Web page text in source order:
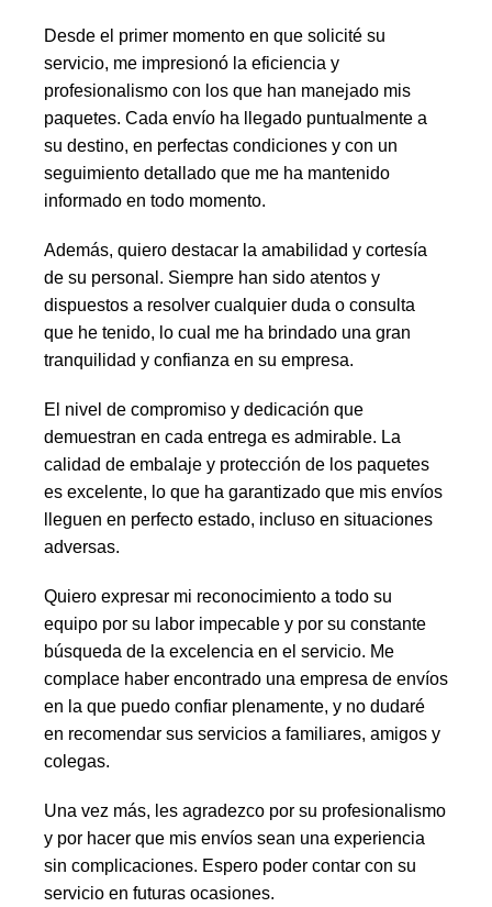
Desde el primer momento en que solicité su
servicio, me impresionó la eficiencia y
profesionalismo con los que han manejado mis
paquetes. Cada envío ha llegado puntualmente a
su destino, en perfectas condiciones y con un
seguimiento detallado que me ha mantenido
informado en todo momento.
Además, quiero destacar la amabilidad y cortesía
de su personal. Siempre han sido atentos y
dispuestos a resolver cualquier duda o consulta
que he tenido, lo cual me ha brindado una gran
tranquilidad y confianza en su empresa.
El nivel de compromiso y dedicación que
demuestran en cada entrega es admirable. La
calidad de embalaje y protección de los paquetes
es excelente, lo que ha garantizado que mis envíos
lleguen en perfecto estado, incluso en situaciones
adversas.
Quiero expresar mi reconocimiento a todo su
equipo por su labor impecable y por su constante
búsqueda de la excelencia en el servicio. Me
complace haber encontrado una empresa de envíos
en la que puedo confiar plenamente, y no dudaré
en recomendar sus servicios a familiares, amigos y
colegas.
Una vez más, les agradezco por su profesionalismo
y por hacer que mis envíos sean una experiencia
sin complicaciones. Espero poder contar con su
servicio en futuras ocasiones.